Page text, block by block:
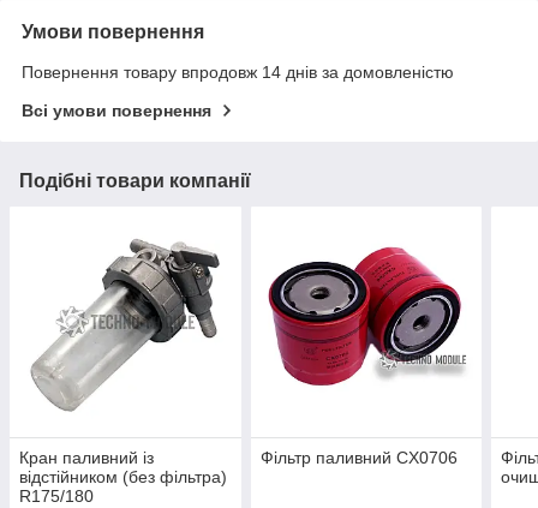
Умови повернення
Повернення товару впродовж 14 днів за домовленістю
Всі умови повернення
Подібні товари компанії
Кран паливний із
відстійником (без фільтра)
R175/180
Фільтр паливний CX0706